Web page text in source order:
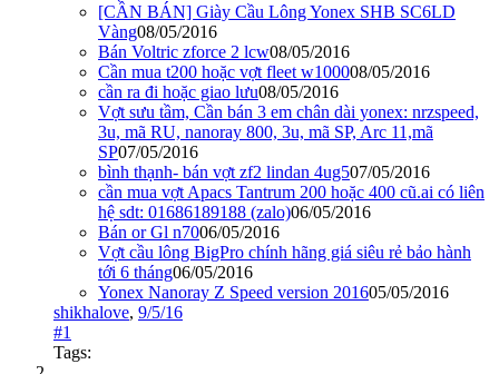
[CẦN BÁN] Giày Cầu Lông Yonex SHB SC6LD
Vàng08/05/2016
Bán Voltric zforce 2 lcw08/05/2016
Cần mua t200 hoặc vợt fleet w100008/05/2016
cần ra đi hoặc giao lưu08/05/2016
Vợt sưu tầm, Cần bán 3 em chân dài yonex: nrzspeed,
3u, mã RU, nanoray 800, 3u, mã SP, Arc 11,mã
SP07/05/2016
bình thạnh- bán vợt zf2 lindan 4ug507/05/2016
cần mua vợt Apacs Tantrum 200 hoặc 400 cũ.ai có liên
hệ sdt: 01686189188 (zalo)06/05/2016
Bán or Gl n7006/05/2016
Vợt cầu lông BigPro chính hãng giá siêu rẻ bảo hành
tới 6 tháng06/05/2016
Yonex Nanoray Z Speed version 201605/05/2016
shikhalove, 9/5/16
#1
Tags: